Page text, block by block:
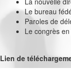
Le bureau
Paroles de
Le congrès
Lien de